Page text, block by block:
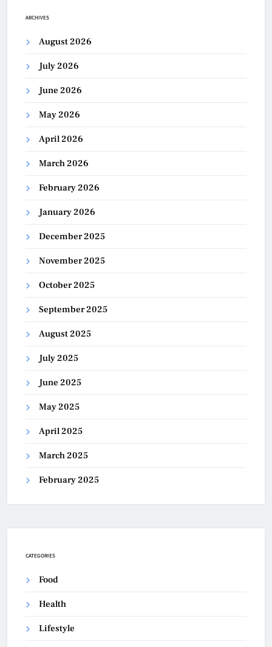
ARCHIVES
August 2026
July 2026
June 2026
May 2026
April 2026
March 2026
February 2026
January 2026
December 2025
November 2025
October 2025
September 2025
August 2025
July 2025
June 2025
May 2025
April 2025
March 2025
February 2025
CATEGORIES
Food
Health
Lifestyle